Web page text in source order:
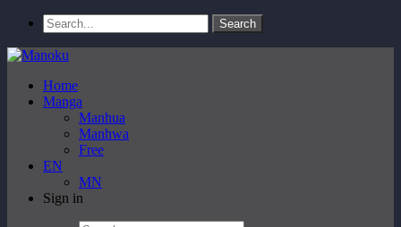
Home
Manga
Manhua
Manhwa
Free
EN
MN
Sign in